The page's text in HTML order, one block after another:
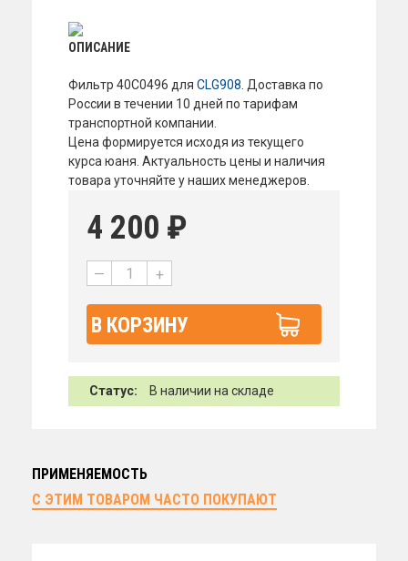
ОПИСАНИЕ
Фильтр 40C0496 для CLG908 . Доставка по
России в течении 10 дней по тарифам
транспортной компании.
Цена формируется исходя из текущего
курса юаня. Актуальность цены и наличия
товара уточняйте у наших менеджеров.
4 200 ₽
— +
В КОРЗИНУ
Статус: В наличии на складе
ПРИМЕНЯЕМОСТЬ
С ЭТИМ ТОВАРОМ ЧАСТО ПОКУПАЮТ